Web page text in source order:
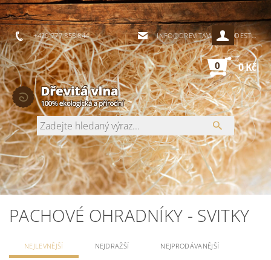
+420 777 855 844 INFO@DREVITAVLNA-PODESTYLKY.CZ
0 0 Kč
PACHOVÉ OHRADNÍKY - SVITKY
NEJLEVNĚJŠÍ NEJDRAŽŠÍ NEJPRODÁVANĚJŠÍ